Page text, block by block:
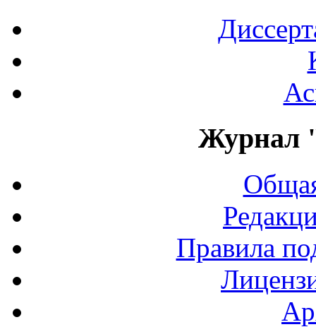
Журнал
Правила